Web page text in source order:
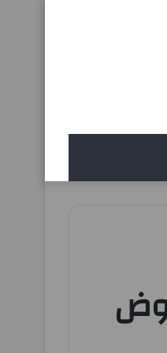
حتى 18 فبراير 2025 عروض